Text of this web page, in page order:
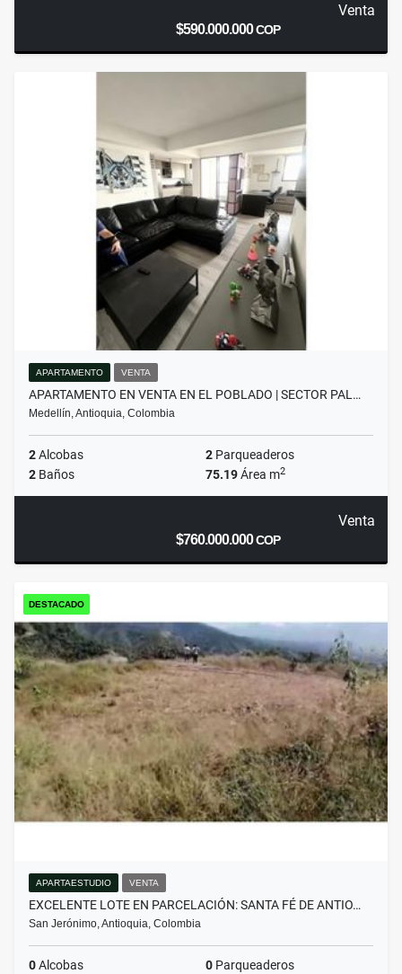
Venta
$590.000.000COP
APARTAMENTO VENTA
APARTAMENTO EN VENTA EN EL POBLADO | SECTOR PAL…
Medellín, Antioquia, Colombia
2Alcobas 2 Parqueaderos
2 Baños 75.19Área m2
Venta
$760.000.000COP
DESTACADO
APARTAESTUDIO VENTA
EXCELENTE LOTE EN PARCELACIÓN: SANTA FÉ DE ANTIO…
San Jerónimo, Antioquia, Colombia
0Alcobas 0 Parqueaderos